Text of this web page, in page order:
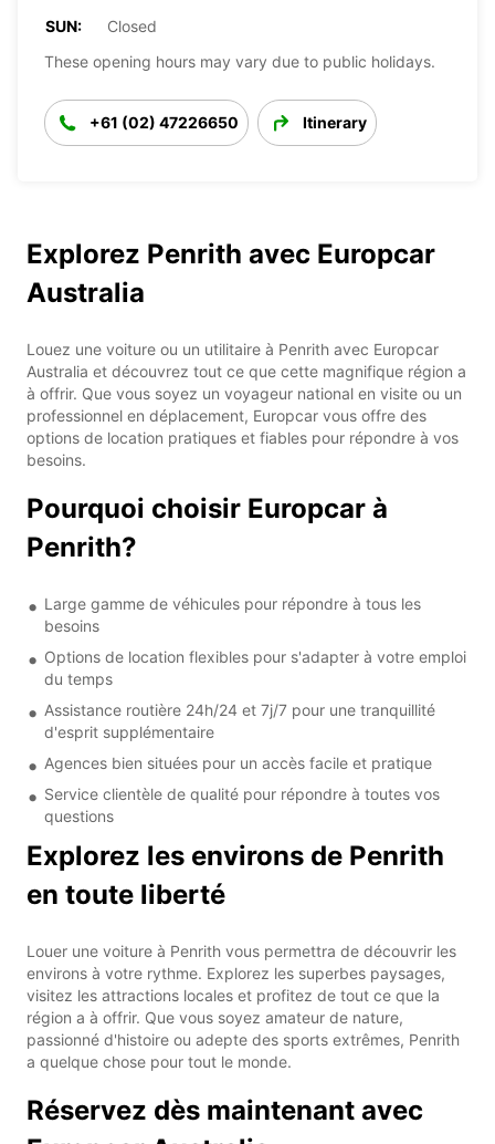
SUN:
Closed
These opening hours may vary due to public holidays.
+61 (02) 47226650 Itinerary
Explorez Penrith avec Europcar
Australia
Louez une voiture ou un utilitaire à Penrith avec Europcar
Australia et découvrez tout ce que cette magnifique région a
à offrir. Que vous soyez un voyageur national en visite ou un
professionnel en déplacement, Europcar vous offre des
options de location pratiques et fiables pour répondre à vos
besoins.
Pourquoi choisir Europcar à
Penrith?
Large gamme de véhicules pour répondre à tous les
besoins
Options de location flexibles pour s'adapter à votre emploi
du temps
Assistance routière 24h/24 et 7j/7 pour une tranquillité
d'esprit supplémentaire
Agences bien situées pour un accès facile et pratique
Service clientèle de qualité pour répondre à toutes vos
questions
Explorez les environs de Penrith
en toute liberté
Louer une voiture à Penrith vous permettra de découvrir les
environs à votre rythme. Explorez les superbes paysages,
visitez les attractions locales et profitez de tout ce que la
région a à offrir. Que vous soyez amateur de nature,
passionné d'histoire ou adepte des sports extrêmes, Penrith
a quelque chose pour tout le monde.
Réservez dès maintenant avec